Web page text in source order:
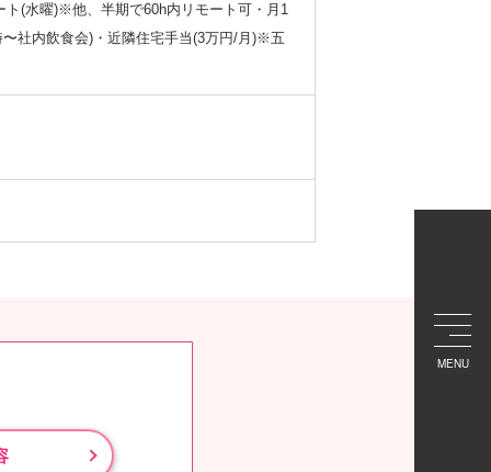
MENU
ト(水曜)※他、半期で60h内リモート可・月1
社内飲食会)・近隣住宅手当(3万円/月)※五